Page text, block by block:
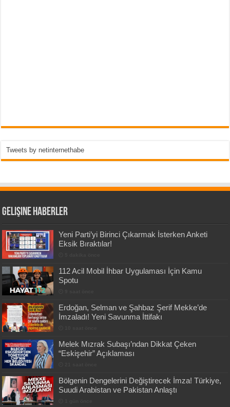
Tweets by netinternethabe
Gelişine Haberler
Yeni Parti’yi Birinci Çıkarmak İsterken Anketi
Eksik Bıraktılar!
112 Acil Mobil İhbar Uygulaması İçin Kamu
Spotu
Erdoğan, Selman ve Şahbaz Şerif Mekke’de
İmzaladı! Yeni Savunma İttifakı
Melek Mızrak Subaşı’ndan Dikkat Çeken
“Eskişehir” Açıklaması
Bölgenin Dengelerini Değiştirecek İmza! Türkiye,
Suudi Arabistan ve Pakistan Anlaştı